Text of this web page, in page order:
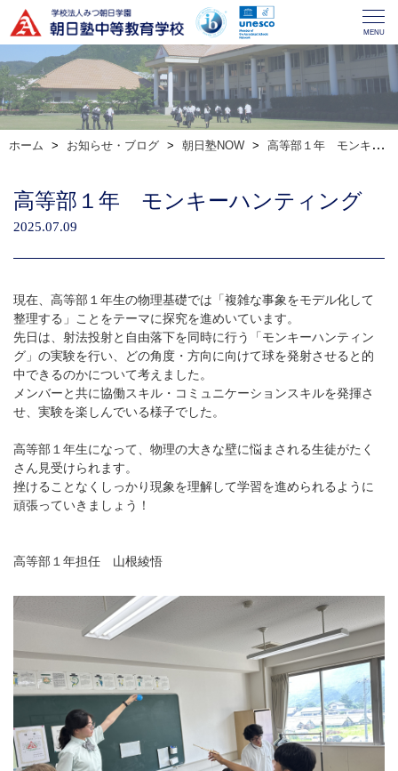
MENU
ホーム お知らせ・ブログ 朝日塾NOW 高等部１年 モンキーハンティング
高等部１年 モンキーハンティング
2025.07.09
現在、高等部１年生の物理基礎では「複雑な事象をモデル化して
整理する」ことをテーマに探究を進めいています。
先日は、射法投射と自由落下を同時に行う「モンキーハンティン
グ」の実験を行い、どの角度・方向に向けて球を発射させると的
中できるのかについて考えました。
メンバーと共に協働スキル・コミュニケーションスキルを発揮さ
せ、実験を楽しんでいる様子でした。
高等部１年生になって、物理の大きな壁に悩まされる生徒がたく
さん見受けられます。
挫けることなくしっかり現象を理解して学習を進められるように
頑張っていきましょう！
高等部１年担任 山根綾悟